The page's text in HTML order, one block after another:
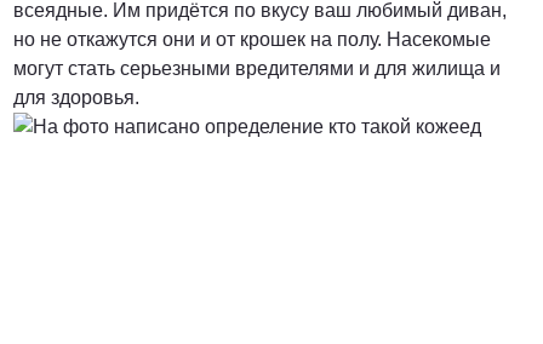
всеядные. Им придётся по вкусу ваш любимый диван,
но не откажутся они и от крошек на полу. Насекомые
могут стать серьезными вредителями и для жилища и
для здоровья.